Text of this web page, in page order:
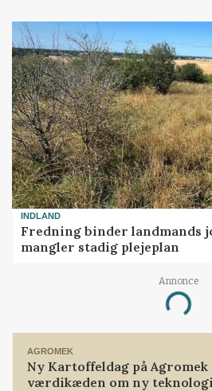
INDLAND
Fredning binder landmands
mangler stadig plejeplan
Annonce
Loading...
AGROMEK
Ny Kartoffeldag på Agromek
værdikæden om ny teknologi